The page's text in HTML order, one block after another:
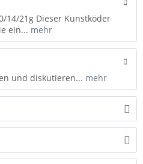
14/21g Dieser Kunstköder
ein... mehr
und diskutieren... mehr